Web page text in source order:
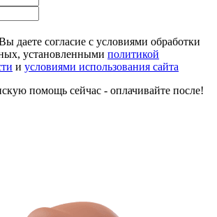
даете согласие с условиями обработки
установленными политикой
и условиями использования сайта
помощь сейчас - оплачивайте после!